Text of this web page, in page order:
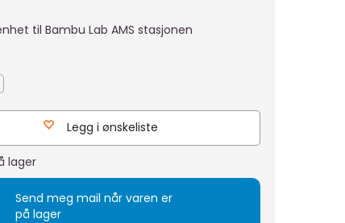
til Bambu Lab AMS stasjonen
Legg i ønskeliste
lager
Send meg mail når varen er
på lager